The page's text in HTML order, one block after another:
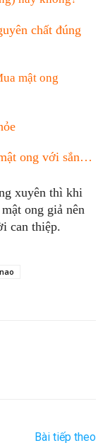
chất đúng
mật ong
ong với sắn…
xuyên thì khi
ong giả nên
can thiệp.
Bài tiếp theo